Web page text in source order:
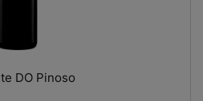
Cepa 50 Monastrell Alicante DO Pinoso